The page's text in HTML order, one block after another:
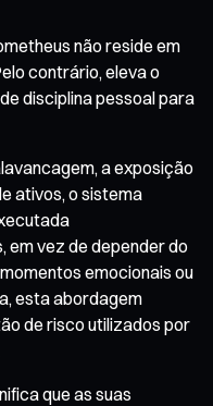
não reside em
contrário, eleva o
disciplina pessoal para
a exposição
ativos, o sistema
em vez de depender do
emocionais ou
esta abordagem
de risco utilizados por
que as suas